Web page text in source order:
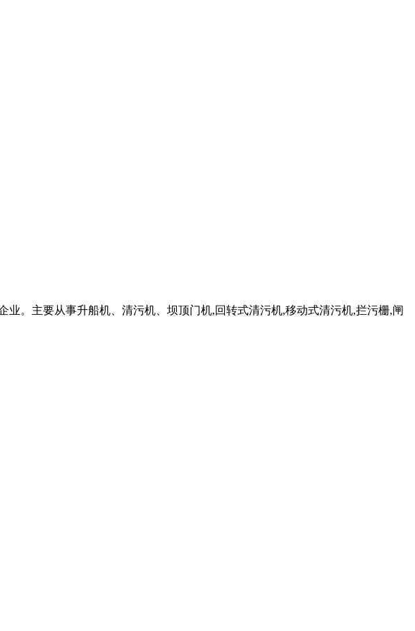
业。主要从事升船机、清污机、坝顶门机,回转式清污机,移动式清污机,拦污栅,闸